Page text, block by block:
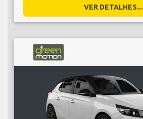
VER DETALHES...